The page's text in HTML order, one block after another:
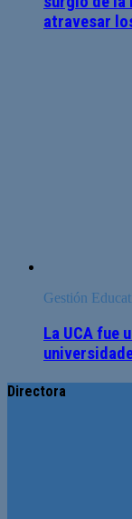
atravesar
Gestión
La UCA fue
Directora